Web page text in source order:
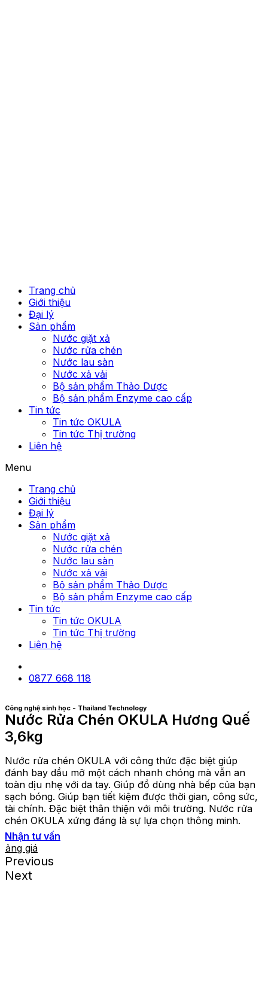
Trang chủ
Giới thiệu
Đại lý
Sản phẩm
Nước giặt xả
Nước rửa chén
Nước lau sàn
Nước xả vải
Bộ sản phẩm Thảo Dược
Bộ sản phẩm Enzyme cao cấp
Tin tức
Tin tức OKULA
Tin tức Thị trường
Liên hệ
Menu
Trang chủ
Giới thiệu
Đại lý
Sản phẩm
Nước giặt xả
Nước rửa chén
Nước lau sàn
Nước xả vải
Bộ sản phẩm Thảo Dược
Bộ sản phẩm Enzyme cao cấp
Tin tức
Tin tức OKULA
Tin tức Thị trường
Liên hệ
0877 668 118
Công nghệ sinh học - Thailand Technology
Nước Rửa Chén OKULA Hương Quế
3,6kg
Nước rửa chén OKULA với công thức đặc biệt giúp
đánh bay dầu mỡ một cách nhanh chóng mà vẫn an
toàn dịu nhẹ với da tay. Giúp đồ dùng nhà bếp của bạn
sạch bóng. Giúp bạn tiết kiệm được thời gian, công sức,
tài chính. Đặc biệt thân thiện với môi trường. Nước rửa
chén OKULA xứng đáng là sự lựa chọn thông minh.
Nhận tư vấn
giá
Previous
Next